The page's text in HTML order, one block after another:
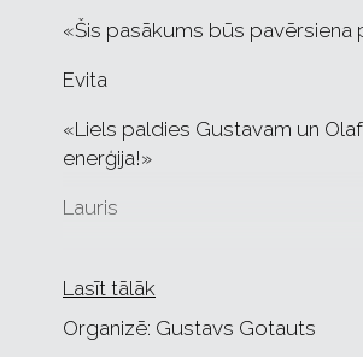
«Šis pasākums būs
Evita
«Liels paldies Gustavam un
enerģija!»
Lauris
Lasīt tālāk
Organizē: Gustavs Gotauts